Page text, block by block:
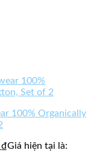
100% Organically
₫Giá hiện tại là: